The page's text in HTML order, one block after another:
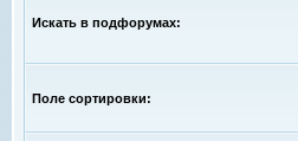
Искать в подфорумах:
Поле сортировки: